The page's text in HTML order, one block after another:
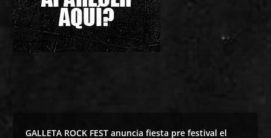
GALLETA ROCK FEST anuncia fiesta pre festival el